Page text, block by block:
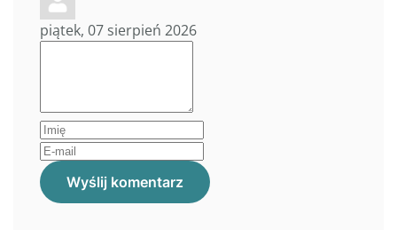
piątek, 07 sierpień 2026
Wyślij komentarz